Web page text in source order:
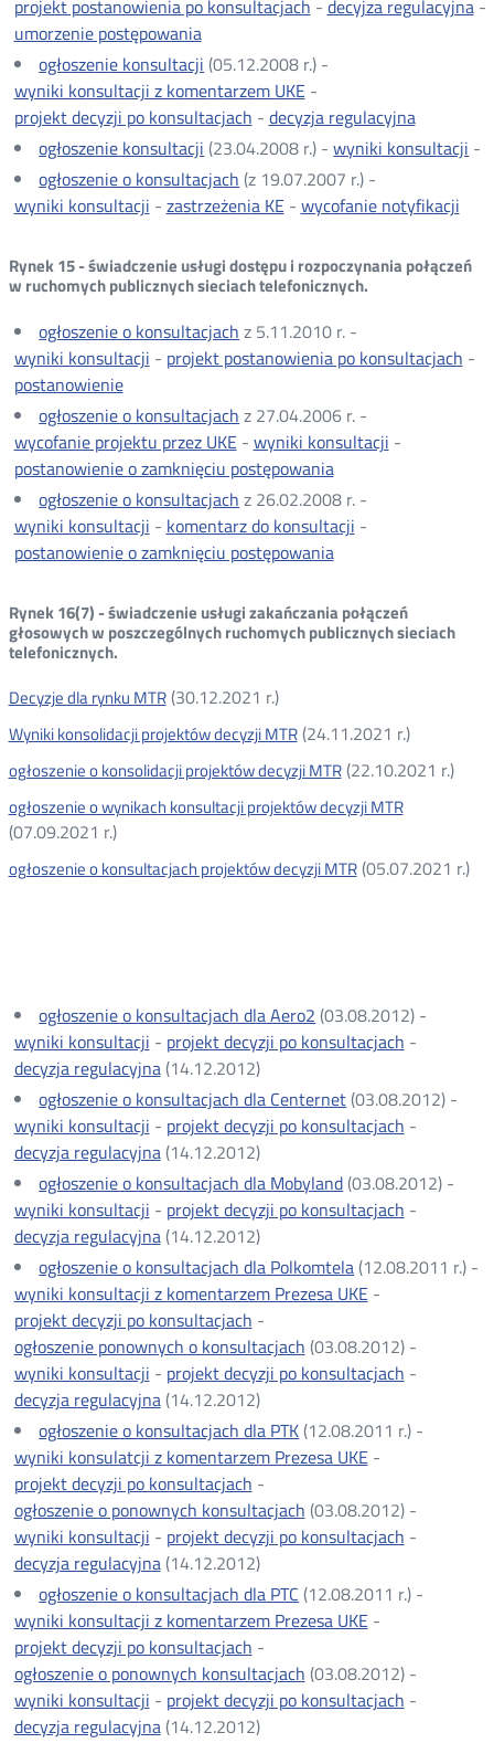
projekt postanowienia po konsultacjach - decyjza regulacyjna-
umorzenie postępowania
ogłoszenie konsultacji (05.12.2008 r.) -
wyniki konsultacji z komentarzem UKE -
projekt decyzji po konsultacjach - decyzja regulacyjna
ogłoszenie konsultacji (23.04.2008 r.) -wyniki konsultacji -
ogłoszenie o konsultacjach (z 19.07.2007 r.) -
wyniki konsultacji - zastrzeżenia KE - wycofanie notyfikacji
Rynek 15 - świadczenie usługi dostępu i rozpoczynania połączeń
w ruchomych publicznych sieciach telefonicznych.
ogłoszenie o konsultacjach z 5.11.2010 r. -
wyniki konsultacji - projekt postanowienia po konsultacjach -
postanowienie
ogłoszenie o konsultacjach z 27.04.2006 r. -
wycofanie projektu przez UKE - wyniki konsultacji -
postanowienie o zamknięciu postępowania
ogłoszenie o konsultacjach z 26.02.2008 r. -
wyniki konsultacji - komentarz do konsultacji -
postanowienie o zamknięciu postępowania
Rynek 16(7) - świadczenie usługi zakańczania połączeń
głosowych w poszczególnych ruchomych publicznych sieciach
telefonicznych.
Decyzje dla rynku MTR(30.12.2021 r.)
Wyniki konsolidacji projektów decyzji MTR(24.11.2021 r.)
ogłoszenie o konsolidacji projektów decyzji MTR(22.10.2021 r.)
ogłoszenie o wynikach konsultacji projektów decyzji MTR
(07.09.2021 r.)
ogłoszenie o konsultacjach projektów decyzji MTR(05.07.2021 r.)
ogłoszenie o konsultacjach dla Aero2 (03.08.2012) -
wyniki konsultacji - projekt decyzji po konsultacjach -
decyzja regulacyjna(14.12.2012)
ogłoszenie o konsultacjach dla Centernet(03.08.2012) -
wyniki konsultacji - projekt decyzji po konsultacjach -
decyzja regulacyjna(14.12.2012)
ogłoszenie o konsultacjach dla Mobyland(03.08.2012) -
wyniki konsultacji - projekt decyzji po konsultacjach -
decyzja regulacyjna(14.12.2012)
ogłoszenie o konsultacjach dla Polkomtela(12.08.2011 r.) -
wyniki konsultacji z komentarzem Prezesa UKE -
projekt decyzji po konsultacjach -
ogłoszenie ponownych o konsultacjach (03.08.2012) -
wyniki konsultacji - projekt decyzji po konsultacjach -
decyzja regulacyjna(14.12.2012)
ogłoszenie o konsultacjach dla PTK(12.08.2011 r.) -
wyniki konsulatcji z komentarzem Prezesa UKE -
projekt decyzji po konsultacjach -
ogłoszenie o ponownych konsultacjach (03.08.2012) -
wyniki konsultacji - projekt decyzji po konsultacjach -
decyzja regulacyjna(14.12.2012)
ogłoszenie o konsultacjach dla PTC (12.08.2011 r.) -
wyniki konsultacji z komentarzem Prezesa UKE -
projekt decyzji po konsultacjach -
ogłoszenie o ponownych konsultacjach (03.08.2012) -
wyniki konsultacji - projekt decyzji po konsultacjach -
decyzja regulacyjna(14.12.2012)